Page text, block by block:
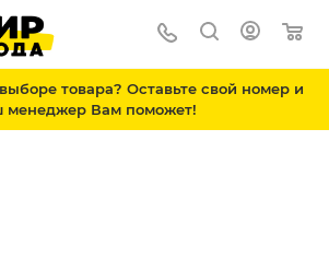
товара? Оставьте свой номер и
менеджер Вам поможет!